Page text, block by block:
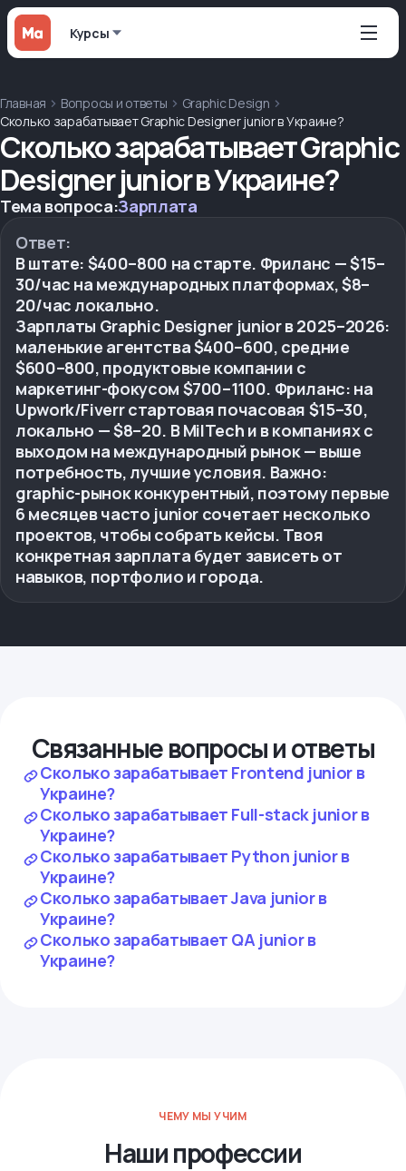
Курсы
Главная Вопросы и ответы
Graphic Design
Сколько зарабатывает Graphic Designer junior в Украине?
Сколько зарабатывает Graphic
Designer junior в Украине?
Тема вопроса:Зарплата
Ответ:
В штате: $400–800 на старте. Фриланс — $15–
30/час на международных платформах, $8–
20/час локально.
Зарплаты Graphic Designer junior в 2025–2026:
маленькие агентства $400–600, средние
$600–800, продуктовые компании с
маркетинг-фокусом $700–1100. Фриланс: на
Upwork/Fiverr стартовая почасовая $15–30,
локально — $8–20. В MilTech и в компаниях с
выходом на международный рынок — выше
потребность, лучшие условия. Важно:
graphic-рынок конкурентный, поэтому первые
6 месяцев часто junior сочетает несколько
проектов, чтобы собрать кейсы. Твоя
конкретная зарплата будет зависеть от
навыков, портфолио и города.
Связанные вопросы и ответы
Сколько зарабатывает Frontend junior в
Украине?
Сколько зарабатывает Full-stack junior в
Украине?
Сколько зарабатывает Python junior в
Украине?
Сколько зарабатывает Java junior в
Украине?
Сколько зарабатывает QA junior в
Украине?
ЧЕМУ МЫ УЧИМ
Наши профессии